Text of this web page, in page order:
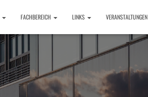
FACHBEREICH LINKS VERANSTALTUNGEN